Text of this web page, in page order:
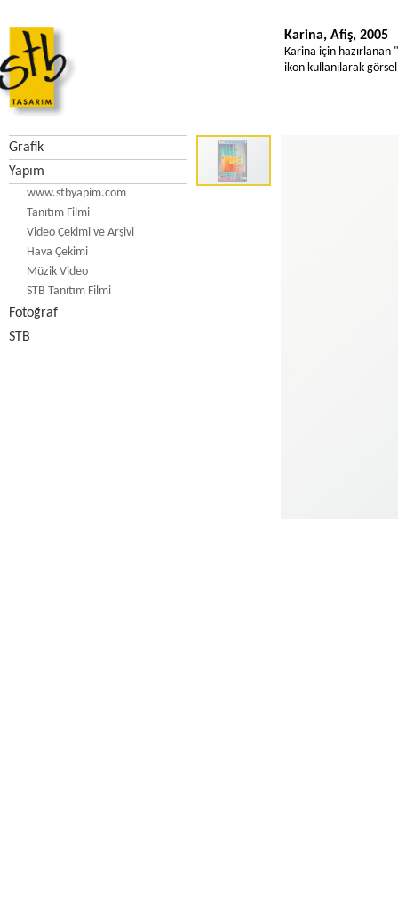
Karina, Afiş, 2005
Karina için hazırlanan
ikon kullanılarak
Grafik
Yapım
www.stbyapim.com
Tanıtım Filmi
Video Çekimi ve Arşivi
Hava Çekimi
Müzik Video
STB Tanıtım Filmi
Fotoğraf
STB